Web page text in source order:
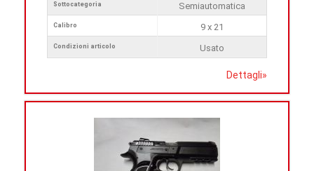
Sottocategoria
Calibro
Condizioni articolo
Semiautomatica
9 x 21
Usato
Dettagli»